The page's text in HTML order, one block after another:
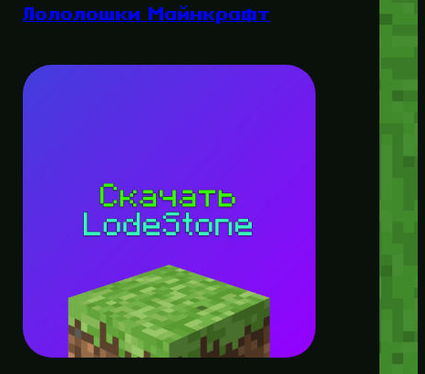
Лололошки Майнкрафт